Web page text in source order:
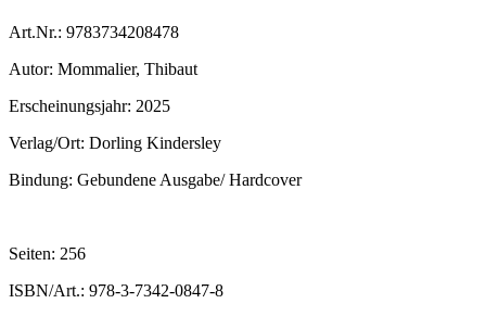
Art.Nr.: 9783734208478
Autor: Mommalier, Thibaut
Erscheinungsjahr: 2025
Verlag/Ort: Dorling Kindersley
Bindung: Gebundene Ausgabe/ Hardcover
Seiten: 256
ISBN/Art.: 978-3-7342-0847-8